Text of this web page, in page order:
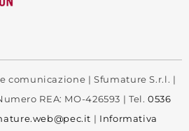
comunicazione | Sfumature S.r.l. |
REA: MO-426593 | Tel.0536
| Informativa